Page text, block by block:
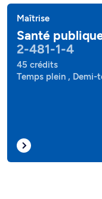
Maîtrise
Santé
2-481-1-4
45 crédits
Temps plein , Demi-